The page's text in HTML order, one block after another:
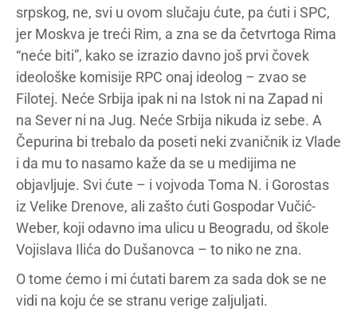
srpskog, ne, svi u ovom slučaju ćute, pa ćuti i SPC,
jer Moskva je treći Rim, a zna se da četvrtoga Rima
“neće biti”, kako se izrazio davno još prvi čovek
ideološke komisije RPC onaj ideolog – zvao se
Filotej. Neće Srbija ipak ni na Istok ni na Zapad ni
na Sever ni na Jug. Neće Srbija nikuda iz sebe. A
Čepurina bi trebalo da poseti neki zvaničnik iz Vlade
i da mu to nasamo kaže da se u medijima ne
objavljuje. Svi ćute – i vojvoda Toma N. i Gorostas
iz Velike Drenove, ali zašto ćuti Gospodar Vučić-
Weber, koji odavno ima ulicu u Beogradu, od škole
Vojislava Ilića do Dušanovca – to niko ne zna.
O tome ćemo i mi ćutati barem za sada dok se ne
vidi na koju će se stranu verige zaljuljati.